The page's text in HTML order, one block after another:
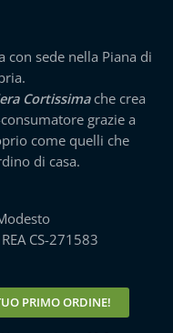
con sede nella Piana di
Cortissimache crea
grazie a
come quelli che
di casa.
CS-271583
PRIMO ORDINE!